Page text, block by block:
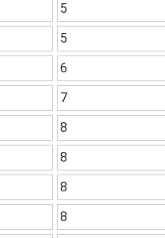
5
5
6
7
8
8
8
8